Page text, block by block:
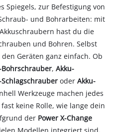
Spiegels, zur Befestigung von
und Bohrarbeiten: mit
hast du die
und Bohren. Selbst
Geräten ganz einfach. Ob
Bohrschrauber, Akku-
Schlagschrauber oderAkku-
Werkzeuge machen jedes
keine Rolle, wie lange dein
der Power X-Change